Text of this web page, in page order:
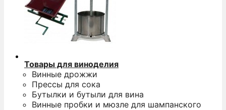
Товары для виноделия
Винные дрожжи
Прессы для сока
Бутылки и бутыли для вина
Винные пробки и мюзле для шампанского